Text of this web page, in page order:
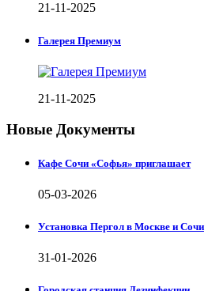
21-11-2025
Галерея Премиум
21-11-2025
Новые Документы
Кафе Сочи «Софья» приглашает
05-03-2026
Установка Пергол в Москве и Сочи
31-01-2026